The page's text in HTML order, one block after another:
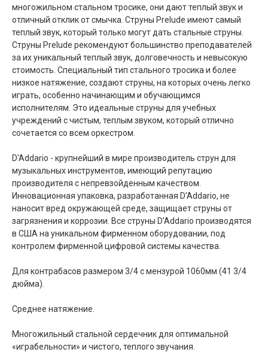
многожильном стальном тросике, они дают теплый звук и
отличный отклик от смычка. Струны Prelude имеют самый
теплый звук, который только могут дать стальные струны.
Струны Prelude рекомендуют большинство преподавателей
за их уникальный теплый звук, долговечность и невысокую
стоимость. Специальный тип стального тросика и более
низкое натяжение, создают струны, на которых очень легко
играть, особенно начинающим и обучающимся
исполнителям. Это идеальные струны для учебных
учреждений с чистым, теплым звуком, который отлично
сочетается со всем оркестром.
D'Addario - крупнейший в мире производитель струн для
музыкальных инструментов, имеющий репутацию
производителя с непревзойденным качеством.
Инновационная упаковка, разработанная D'Addario, не
наносит вред окружающей среде, защищает струны от
загрязнения и коррозии. Все струны D'Addario производятся
в США на уникальном фирменном оборудовании, под
контролем фирменной цифровой системы качества.
Для контрабасов размером 3/4 с мензурой 1060мм (41 3/4
дюйма).
Среднее натяжение.
Многожильный стальной сердечник для оптимальной
«играбельности» и чистого, теплого звучания.